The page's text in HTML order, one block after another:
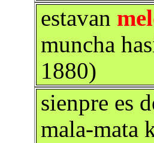
estavan
muncha
1880)
sienpre es
mala-mata